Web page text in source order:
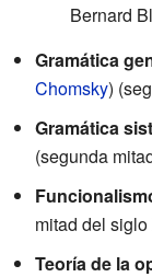
Bernard
Gramática
Chomsky)
Gramática
(segunda
mitad del
Teoría de la